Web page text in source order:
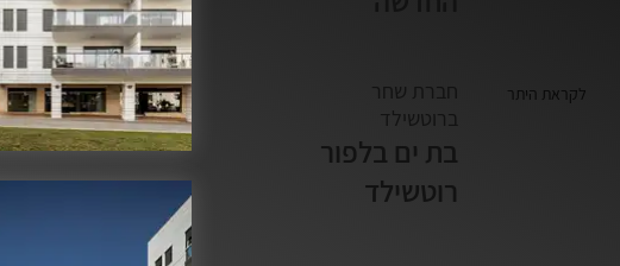
בת ים בלפור
רוטשילד
חברת שחר
ברוטשילד
לקראת היתר